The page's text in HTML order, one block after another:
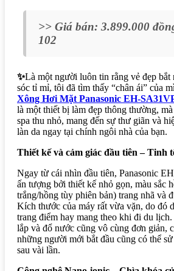
>> Giá bán: 3.899.000
102
✨Là một người luôn tin rằng vẻ đẹp bắt
sóc tỉ mỉ, tôi đã tìm thấy “chân ái” của
Xông Hơi Mặt Panasonic EH-
là một thiết bị làm đẹp thông thường,
spa thu nhỏ, mang đến sự thư giãn và
làn da ngay tại chính ngôi nhà của bạn.
Thiết kế và cảm giác đầu tiên – Tinh
Ngay từ cái nhìn đầu tiên, Panasonic
ấn tượng bởi thiết kế nhỏ gọn, màu sắc
trắng/hồng tùy phiên bản) trang nhã và
Kích thước của máy rất vừa vặn, do đó
trang điểm hay mang theo khi đi du
lắp và đổ nước cũng vô cùng đơn giản,
những người mới bắt đầu cũng có thể
sau vài lần.